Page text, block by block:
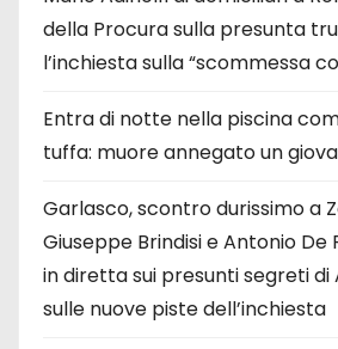
della Procura sulla presunta
l’inchiesta sulla “scommessa
Entra di notte nella piscina
tuffa: muore annegato un
Garlasco, scontro durissimo a
Giuseppe Brindisi e Antonio De
in diretta sui presunti segreti di
sulle nuove piste dell’inchiesta